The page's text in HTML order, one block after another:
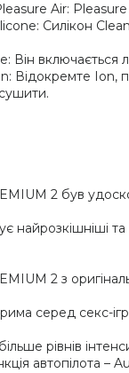
Air: Pleasure
Силікон
включається
Ion,
2 був
2 з
серед секс-
рівнів
автопілота –